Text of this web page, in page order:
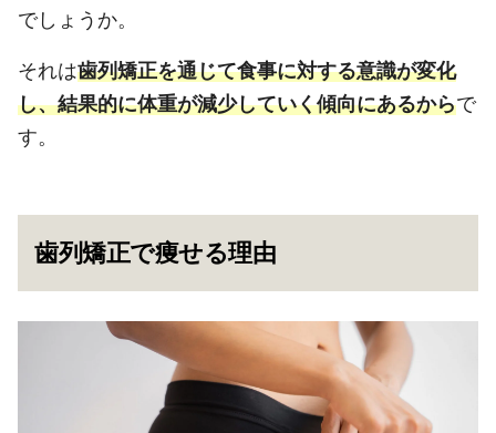
でしょうか。
それは歯列矯正を通じて食事に対する意識が変化
し、結果的に体重が減少していく傾向にあるからで
す。
歯列矯正で痩せる理由